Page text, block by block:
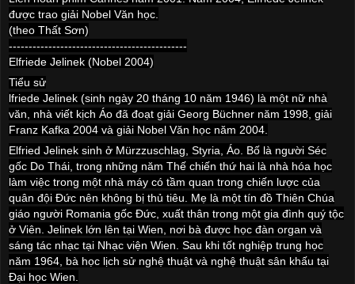
được trao giải Nobel Văn học.
(theo Thất Sơn)
---------------------------------------------
Elfriede Jelinek (Nobel 2004)
Tiểu sử
lfriede Jelinek (sinh ngày 20 tháng 10 năm 1946) là một nữ nhà
văn, nhà viết kịch Áo đã đoạt giải Georg Büchner năm 1998, giải
Franz Kafka 2004 và giải Nobel Văn học năm 2004.
Elfried Jelinek sinh ở Mürzzuschlag, Styria, Áo. Bố là người Séc
gốc Do Thái, trong những năm Thế chiến thứ hai là nhà hóa học
làm việc trong một nhà máy có tầm quan trong chiến lược của
quân đội Đức nên không bị thủ tiêu. Mẹ là một tín đồ Thiên Chúa
giáo người Romania gốc Đức, xuất thân trong một gia đình quý tộc
ở Viên. Jelinek lớn lên tại Wien, nơi bà được học đàn organ và
sáng tác nhạc tại Nhạc viện Wien. Sau khi tốt nghiệp trung học
năm 1964, bà học lịch sử nghệ thuật và nghệ thuật sân khấu tại
Đại học Wien.